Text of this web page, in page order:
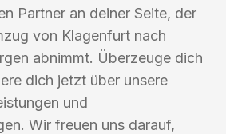
Partner an deiner Seite, der
von Klagenfurt nach
abnimmt. Überzeuge dich
dich jetzt über unsere
und
Wir freuen uns darauf,